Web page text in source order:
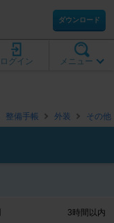
ダウンロード
メニュー
ログイン
整備手帳 外装 その他
3時間以内